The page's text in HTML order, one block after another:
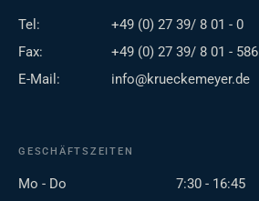
Tel:
+49 (0) 27 39/ 8 01 - 0
Fax:
+49 (0) 27 39/ 8 01 - 586
E-Mail:
info@krueckemeyer.de
GESCHÄFTSZEITEN
Mo - Do
7:30 - 16:45